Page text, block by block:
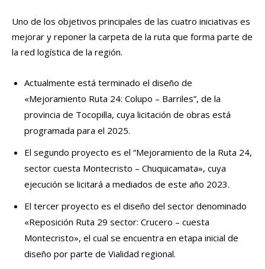
Uno de los objetivos principales de las cuatro iniciativas es
mejorar y reponer la carpeta de la ruta que forma parte de
la red logística de la región.
Actualmente está terminado el diseño de
«Mejoramiento Ruta 24: Colupo – Barriles”, de la
provincia de Tocopilla, cuya licitación de obras está
programada para el 2025.
El segundo proyecto es el “Mejoramiento de la Ruta 24,
sector cuesta Montecristo – Chuquicamata», cuya
ejecución se licitará a mediados de este año 2023.
El tercer proyecto es el diseño del sector denominado
«Reposición Ruta 29 sector: Crucero – cuesta
Montecristo», el cual se encuentra en etapa inicial de
diseño por parte de Vialidad regional.